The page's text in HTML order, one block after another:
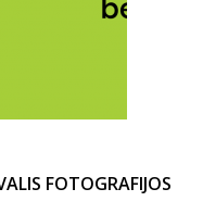
FOTOGRAFIJOS